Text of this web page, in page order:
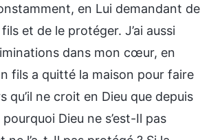
en Lui demandant de
et de le protéger. J’ai aussi
dans mon cœur, en
fils a quitté la maison pour faire
qu’il ne croit en Dieu que depuis
Dieu ne s’est-Il pas